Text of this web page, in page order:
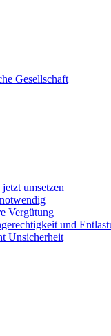
Gesellschaft
umsetzen
Vergütung
und
Unsicherheit